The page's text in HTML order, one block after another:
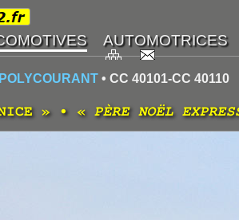
• CC 40101-CC 40110
» • « PÈRE NOËL